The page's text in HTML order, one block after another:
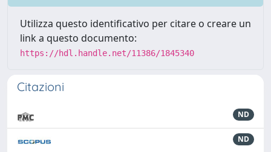
Utilizza questo identificativo per citare o creare un
link a questo documento:
https://hdl.handle.net/11386/1845340
Citazioni
ND
ND